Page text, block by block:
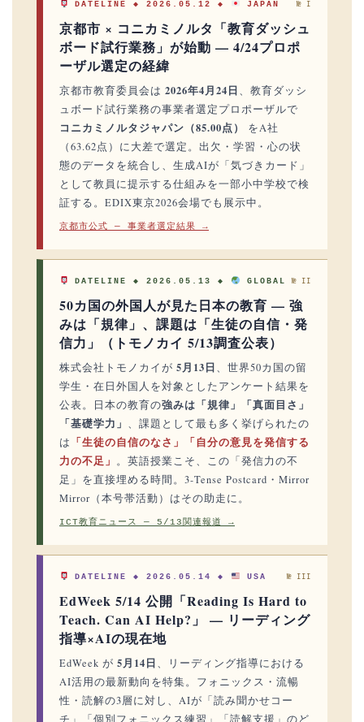
DATELINE ◆ 2026.05.12 ◆ JAPAN № I
京都市 × コニカミノルタ「教育ダッシュ
ボード試行業務」が始動 — 4/24プロポ
ーザル選定の経緯
京都市教育委員会は 2026年4月24日、教育ダッシ
ュボード試行業務の事業者選定プロポーザルで
コニカミノルタジャパン（85.00点）
をA社
（63.62点）に大差で選定。出欠・学習・心の状
態のデータを統合し、生成AIが「気づきカード」
として教員に提示する仕組みを一部小中学校で検
証する。EDIX東京2026会場でも展示中。
京都市公式 — 事業者選定結果 →
DATELINE ◆ 2026.05.13 ◆ GLOBAL № II
50カ国の外国人が見た日本の教育 — 強
みは「規律」、課題は「生徒の自信・発
信力」（トモノカイ 5/13調査公表）
株式会社トモノカイが 5月13日、世界50カ国の留
学生・在日外国人を対象としたアンケート結果を
公表。日本の教育の強みは「規律」「真面目さ」
「基礎学力」 、課題として最も多く挙げられたの
は 「生徒の自信のなさ」「自分の意見を発信する
力の不足」 。英語授業こそ、この「発信力の不
足」を直接埋める時間。3-Tense Postcard・Mirror
Mirror（本号帯活動）はその助走に。
ICT教育ニュース — 5/13関連報道 →
DATELINE ◆ 2026.05.14 ◆ USA № III
EdWeek 5/14 公開「Reading Is Hard to
Teach. Can AI Help?」 — リーディング
指導×AIの現在地
EdWeek が 5月14日、リーディング指導における
AI活用の最新動向を特集。フォニックス・流暢
性・読解の3層に対し、AIが「読み聞かせコー
チ」「個別フォニックス練習」「読解支援」のど